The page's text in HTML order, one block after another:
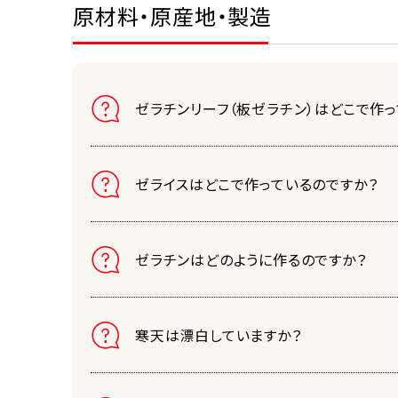
原材料・原産地・製造
ゼラチンリーフ（板ゼラチン）はどこで作
ゼライスはどこで作っているのですか？
ゼラチンはどのように作るのですか？
寒天は漂白していますか？